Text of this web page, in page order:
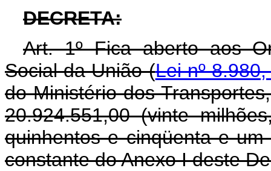
DECRETA:
Art. 1º Fica aberto aos
Social da União (Lei nº
do Ministério dos
20.924.551,00 (vinte
quinhentos e cinqüenta e
constante do Anexo I deste